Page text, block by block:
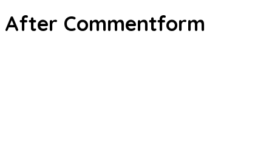
After Commentform